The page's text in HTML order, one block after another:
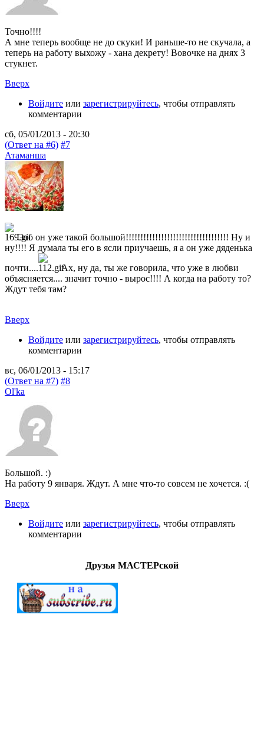
Точно!!!!
А мне теперь вообще не до скуки! И раньше-то не скучала, а
теперь на работу выхожу - хана декрету! Вовочке на днях 3
стукнет.
Вверх
Войдите или зарегистрируйтесь, чтобы отправлять
комментарии
сб, 05/01/2013 - 20:30
(Ответ на #6) #7
Атаманша
Это он уже такой большой!!!!!!!!!!!!!!!!!!!!!!!!!!!!!!!!!!! Ну и
ну!!!! Я думала ты его в ясли приучаешь, я а он уже дяденька
почти....
Ах, ну да, ты же говорила, что уже в любви
объясняется.... значит точно - вырос!!!! А когда на работу то?
Ждут тебя там?
Вверх
Войдите или зарегистрируйтесь, чтобы отправлять
комментарии
вс, 06/01/2013 - 15:17
(Ответ на #7) #8
Ol'ka
Большой. :)
На работу 9 января. Ждут. А мне что-то совсем не хочется. :(
Вверх
Войдите или зарегистрируйтесь, чтобы отправлять
комментарии
Друзья МАСТЕРской